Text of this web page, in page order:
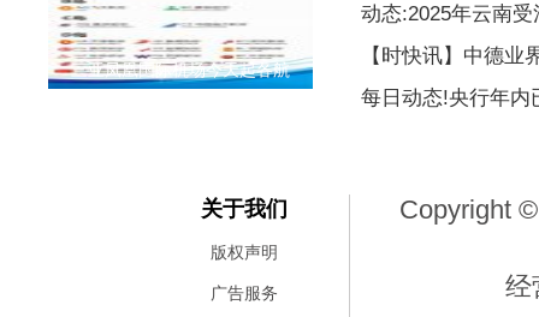
三亚凤凰国际机场今天起各航
动态:2025年云南
【时快讯】中德
每日动态!央行年内
关于我们
版权声明
广告服务
Copyright
经